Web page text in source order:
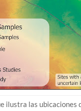
ilustra las